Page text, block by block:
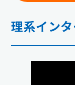
理系イン